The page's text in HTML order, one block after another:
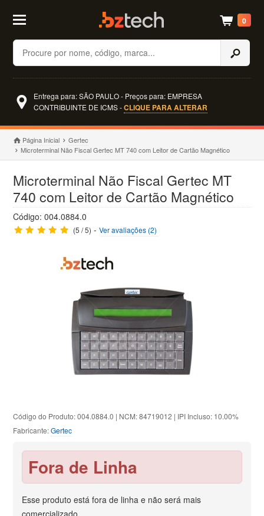
Buscar
0
Entrega para: SÃO PAULO - Preços para: EMPRESA
CONTRIBUINTE DE ICMS -CLIQUE PARA ALTERAR
Página Inicial
Gertec
Microterminal Não Fiscal Gertec MT 740 com Leitor de Cartão Magnético
Microterminal Não Fiscal Gertec MT
740 com Leitor de Cartão Magnético
Código: 004.0884.0
(5 / 5) -Ver avaliações (2)
Código do Produto: 004.0884.0 | NCM: 84719012 | IPI Incluso: 10.00%
Fabricante:Gertec
Fora de Linha
Esse produto está fora de linha e não será mais
comercializado.